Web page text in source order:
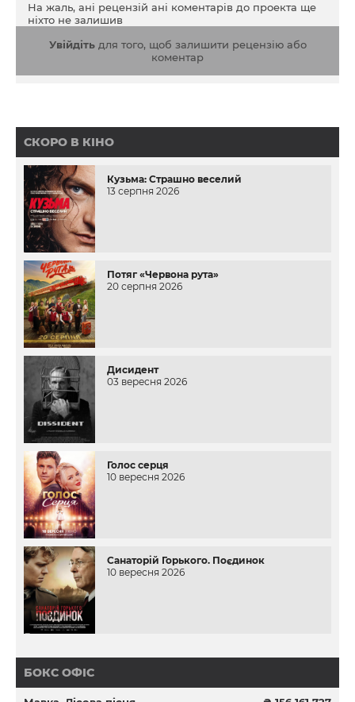
На жаль, ані рецензій ані коментарів до проекта ще
ніхто не залишив
Увійдітьдля того, щоб залишити рецензію або
коментар
СКОРО В КІНО
Кузьма: Страшно веселий
13 серпня 2026
Потяг «Червона рута»
20 серпня 2026
Дисидент
03 вересня 2026
Голос серця
10 вересня 2026
Санаторій Горького. Поєдинок
10 вересня 2026
БОКС ОФІС